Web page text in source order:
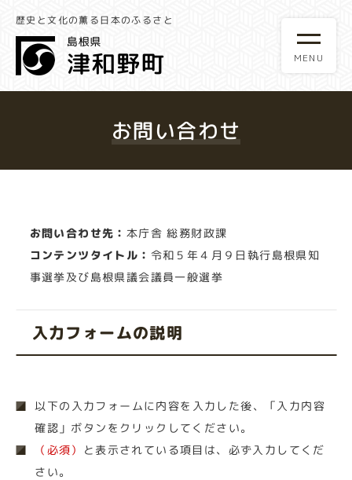
歴史と文化の薫る日本のふるさと
お問い合わせ
お問い合わせ先： 本庁舎 総務財政課
コンテンツタイトル： 令和５年４月９日執行島根県知
事選挙及び島根県議会議員一般選挙
入力フォームの説明
以下の入力フォームに内容を入力した後、「入力内容
確認」ボタンをクリックしてください。
（必須） と表示されている項目は、必ず入力してくだ
さい。